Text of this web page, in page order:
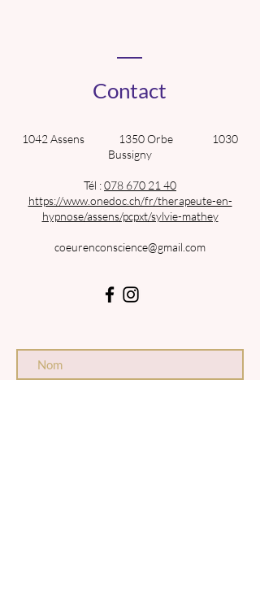
Contact
1042 Assens 1350 Orbe 1030
Bussigny
Tél :078 670 21 40
https://www.onedoc.ch/fr/therapeute-en-
hypnose/assens/pcpxt/sylvie-mathey
coeurenconscience@gmail.com